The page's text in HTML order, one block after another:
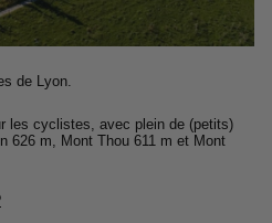
de Lyon.
les cyclistes, avec plein de (petits)
626 m, Mont Thou 611 m et Mont